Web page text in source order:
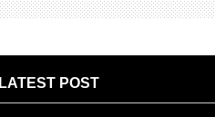
LATEST POST